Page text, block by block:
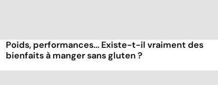
Poids, performances... Existe-t-il vraiment des
bienfaits à manger sans gluten ?